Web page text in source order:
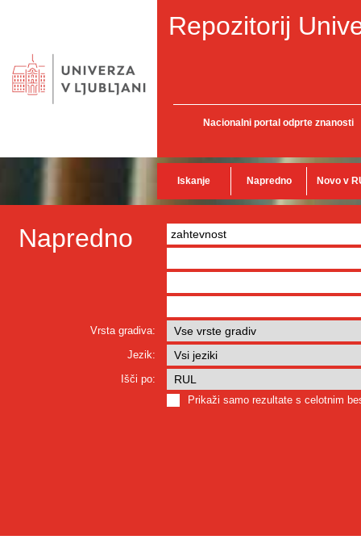
Repozitorij
Nacionalni portal odprte znanosti
Iskanje Napredno Novo v
Napredno
Vrsta gradiva:
Jezik:
Išči po:
Prikaži samo rezultate s celotnim